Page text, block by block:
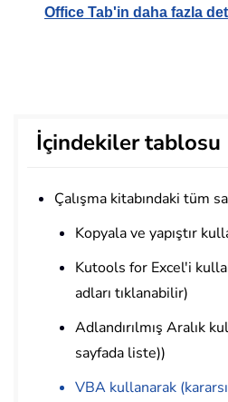
Office Tab'in daha fazla
İçindekiler tablosu
Çalışma kitabındaki tüm
Kopyala ve yapıştır
Kutools for Excel'i
adları tıklanabilir)
Adlandırılmış Aralık
sayfada liste))
VBA kullanarak